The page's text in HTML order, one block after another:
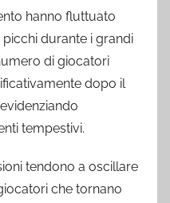
hanno fluttuato
durante i grandi
di giocatori
dopo il
tempestivi.
tendono a oscillare
che tornano